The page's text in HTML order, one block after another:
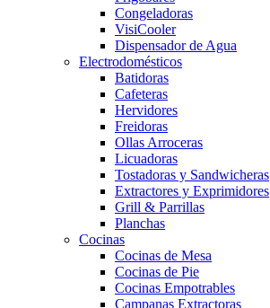
Congeladoras
VisiCooler
Dispensador de Agua
Electrodomésticos
Batidoras
Cafeteras
Hervidores
Freidoras
Ollas Arroceras
Licuadoras
Tostadoras y Sandwicheras
Extractores y Exprimidores
Grill & Parrillas
Planchas
Cocinas
Cocinas de Mesa
Cocinas de Pie
Cocinas Empotrables
Campanas Extractoras